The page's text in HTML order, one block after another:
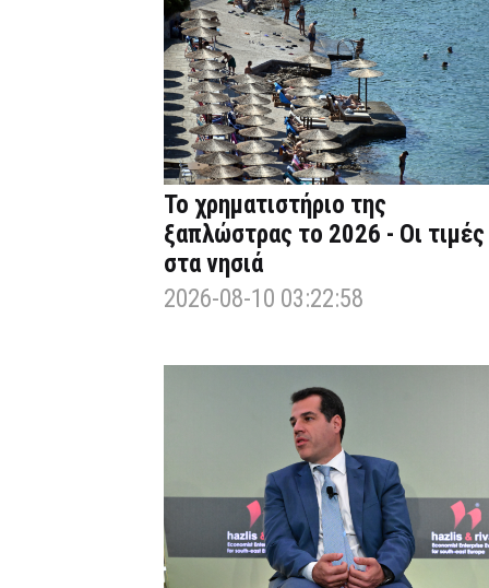
Το χρηματιστήριο της
ξαπλώστρας το 2026 - Οι τιμές
στα νησιά
2026-08-10 03:22:58